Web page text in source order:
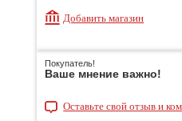
Добавить магазин
Покупатель!
Ваше мнение важно!
Оставьте свой отзыв и